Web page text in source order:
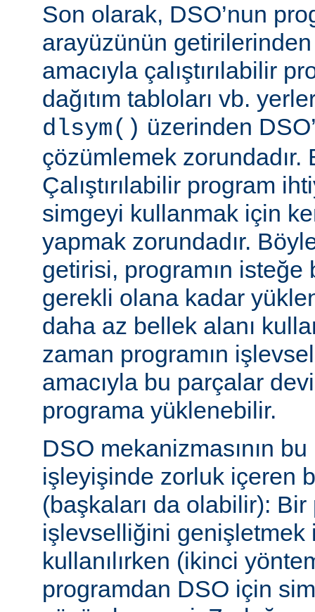
Son olarak, DSO’nun
arayüzünün
amacıyla çalıştırılabilir
dağıtım tabloları vb.
dlsym() üzerinden
çözümlemek
Çalıştırılabilir program
simgeyi kullanmak için
yapmak zorundadır.
getirisi, programın isteğe
gerekli olana kadar
daha az bellek alanı
zaman programın
amacıyla bu parçalar
programa yüklenebilir.
DSO mekanizmasının
işleyişinde zorluk içeren
(başkaları da olabilir): Bir
işlevselliğini genişletmek
kullanılırken (ikinci
programdan DSO için